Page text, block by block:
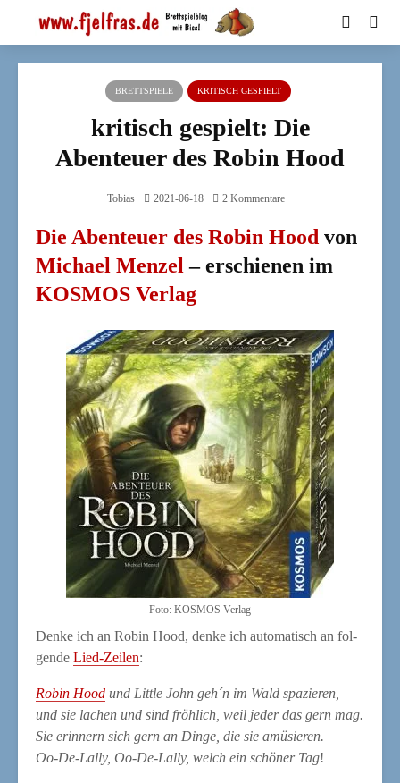
BRETTSPIELE KRITISCH GESPIELT
kritisch gespielt: Die
Abenteuer des Robin Hood
Tobias 2021-06-18 2 Kommentare
Die Abenteuer des Robin Hood von
Michael Menzel – erschienen im
KOSMOS Verlag
Foto: KOSMOS Verlag
Den­ke ich an Robin Hood, den­ke ich auto­ma­tisch an fol­
gen­de Lied-Zei­len:
Robin Hood und Litt­le John geh´n im Wald spa­zie­ren,
und sie lachen und sind fröh­lich, weil jeder das gern mag.
Sie erin­nern sich gern an Din­ge, die sie amü­sie­ren.
Oo-De-Lal­ly, Oo-De-Lal­ly, welch ein schö­ner Tag!